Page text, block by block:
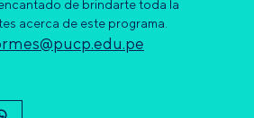
de brindarte toda la
acerca de este programa.